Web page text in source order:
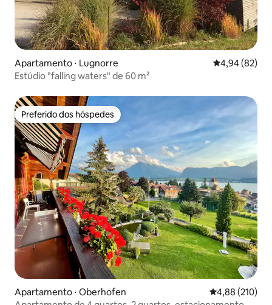
Apartamento ⋅ Lugnorre 4,94 de uma
4,94 (82)
Estúdio "falling waters" de 60 m²
Preferido dos hóspedes
Preferido dos hóspedes
Apartamento ⋅ Oberhofen 4,88 de uma
4,88 (210)